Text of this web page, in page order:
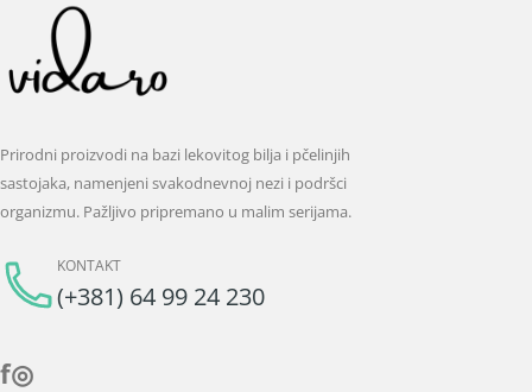
Prirodni proizvodi na bazi lekovitog bilja i pčelinjih
sastojaka, namenjeni svakodnevnoj nezi i podršci
organizmu. Pažljivo pripremano u malim serijama.
KONTAKT
(+381) 64 99 24 230
f◎